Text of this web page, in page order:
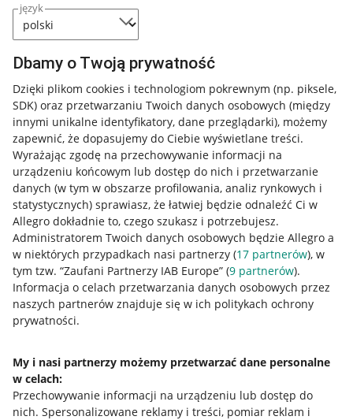
język
Dbamy o Twoją prywatność
Dzięki plikom cookies i technologiom pokrewnym (np. piksele,
SDK) oraz przetwarzaniu Twoich danych osobowych (między
innymi unikalne identyfikatory, dane przeglądarki), możemy
zapewnić, że dopasujemy do Ciebie wyświetlane treści.
Wyrażając zgodę na przechowywanie informacji na
urządzeniu końcowym lub dostęp do nich i przetwarzanie
danych (w tym w obszarze profilowania, analiz rynkowych i
statystycznych) sprawiasz, że łatwiej będzie odnaleźć Ci w
Allegro dokładnie to, czego szukasz i potrzebujesz.
Administratorem Twoich danych osobowych będzie Allegro a
w niektórych przypadkach nasi partnerzy (17 partnerów), w
tym tzw. “Zaufani Partnerzy IAB Europe” (9 partnerów).
Informacja o celach przetwarzania danych osobowych przez
naszych partnerów znajduje się w ich politykach ochrony
prywatności.
My i nasi partnerzy możemy przetwarzać dane personalne
w celach:
Przechowywanie informacji na urządzeniu lub dostęp do
nich. Spersonalizowane reklamy i treści, pomiar reklam i
Przydatne informacje
Jak to działa
Allegro Gadane dla sprzedających
Allegro Gadane dla kupujących